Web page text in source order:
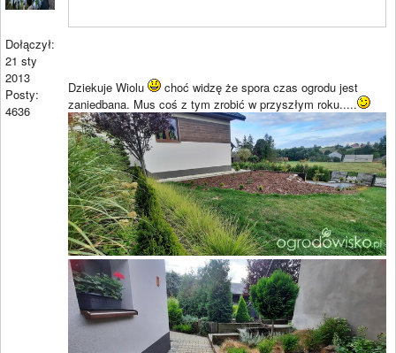
Dołączył:
21 sty
2013
Posty:
4636
Dziekuje Wiolu
choć widzę że spora czas ogrodu jest
zaniedbana. Mus coś z tym zrobić w przyszłym roku.....